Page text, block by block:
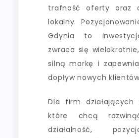
trafność oferty oraz
lokalny.
Gdynia to
zwraca się
silną markę i
dopływ nowych
Dla firm działających
które chcą
działalność,